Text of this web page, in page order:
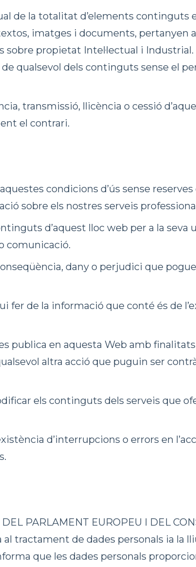
de la totalitat d’elements continguts
imatges i documents, pertanyen
propietat Intel·lectual i
qualsevol dels continguts sense el
transmissió, llicència o cessió
el contrari.
condicions d’ús sense
sobre els nostres serveis
d’aquest lloc web per a la
comunicació.
dany o perjudici que
fer de la informació que conté és de
publica en aquesta Web amb
altra acció que puguin ser
els continguts dels serveis que
d’interrupcions o errors en
PARLAMENT EUROPEU I DEL
tractament de dades personals ia la
que les dades personals